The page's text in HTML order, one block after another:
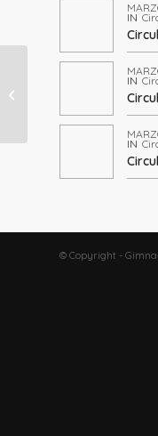
IN
IN
IN
© Copyright -
DÍA MUNDIAL DEL